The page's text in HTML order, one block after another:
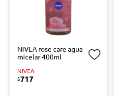
NIVEA rose care agua
micelar 400ml
NIVEA
$717